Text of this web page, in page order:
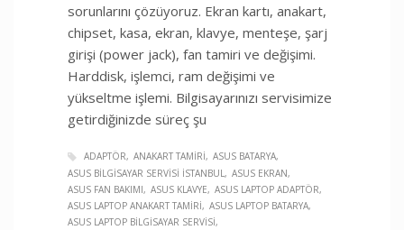
sorunlarını çözüyoruz. Ekran kartı, anakart,
chipset, kasa, ekran, klavye, menteşe, şarj
girişi (power jack), fan tamiri ve değişimi.
Harddisk, işlemci, ram değişimi ve
yükseltme işlemi. Bilgisayarınızı servisimize
getirdiğinizde süreç şu
ADAPTÖR ANAKART TAMIRI
ASUS BATARYA
ASUS BILGISAYAR SERVISI İSTANBUL ASUS EKRAN
ASUS FAN BAKIMI
ASUS KLAVYE
ASUS LAPTOP ADAPTÖR
ASUS LAPTOP ANAKART TAMIRI
ASUS LAPTOP BATARYA
ASUS LAPTOP BILGISAYAR SERVISI